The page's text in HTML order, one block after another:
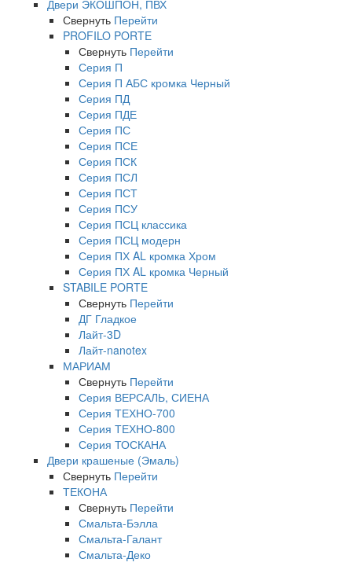
Двери ЭКОШПОН, ПВХ
Свернуть Перейти
PROFILO PORTE
Свернуть Перейти
Серия П
Серия П АБС кромка Черный
Серия ПД
Серия ПДЕ
Серия ПС
Серия ПСЕ
Серия ПСК
Серия ПСЛ
Серия ПСТ
Серия ПСУ
Серия ПСЦ классика
Серия ПСЦ модерн
Серия ПХ AL кромка Хром
Серия ПХ AL кромка Черный
STABILE PORTE
Свернуть Перейти
ДГ Гладкое
Лайт-3D
Лайт-nanotex
МАРИАМ
Свернуть Перейти
Серия ВЕРСАЛЬ, СИЕНА
Серия ТЕХНО-700
Серия ТЕХНО-800
Серия ТОСКАНА
Двери крашеные (Эмаль)
Свернуть Перейти
ТЕКОНА
Свернуть Перейти
Смальта-Бэлла
Смальта-Галант
Смальта-Деко